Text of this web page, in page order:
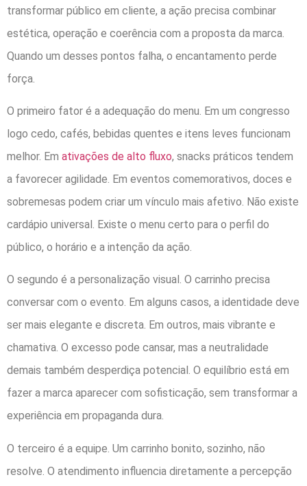
transformar público em cliente, a ação precisa combinar
estética, operação e coerência com a proposta da marca.
Quando um desses pontos falha, o encantamento perde
força.
O primeiro fator é a adequação do menu. Em um congresso
logo cedo, cafés, bebidas quentes e itens leves funcionam
melhor. Em ativações de alto fluxo, snacks práticos tendem
a favorecer agilidade. Em eventos comemorativos, doces e
sobremesas podem criar um vínculo mais afetivo. Não existe
cardápio universal. Existe o menu certo para o perfil do
público, o horário e a intenção da ação.
O segundo é a personalização visual. O carrinho precisa
conversar com o evento. Em alguns casos, a identidade deve
ser mais elegante e discreta. Em outros, mais vibrante e
chamativa. O excesso pode cansar, mas a neutralidade
demais também desperdiça potencial. O equilíbrio está em
fazer a marca aparecer com sofisticação, sem transformar a
experiência em propaganda dura.
O terceiro é a equipe. Um carrinho bonito, sozinho, não
resolve. O atendimento influencia diretamente a percepção